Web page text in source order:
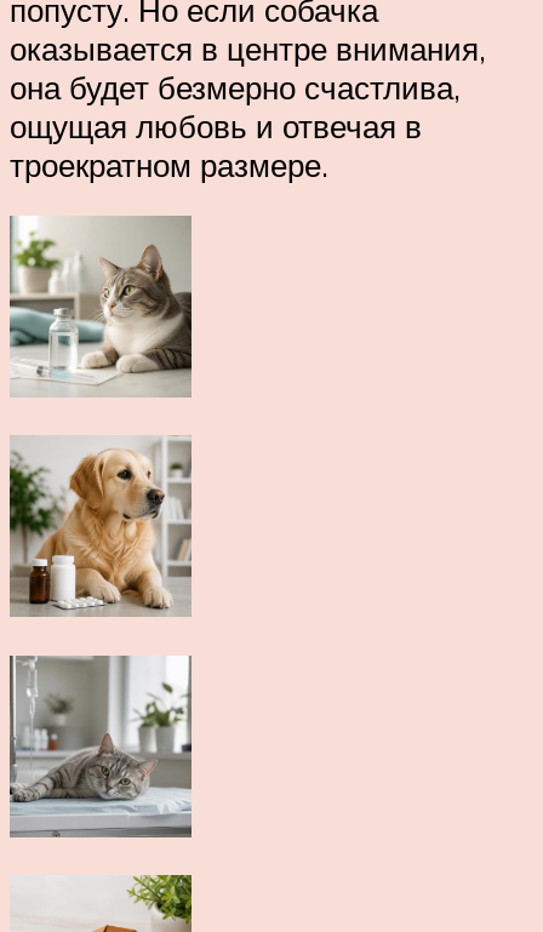
попусту. Но если собачка
оказывается в центре внимания,
она будет безмерно счастлива,
ощущая любовь и отвечая в
троекратном размере.